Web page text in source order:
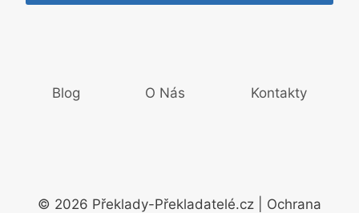
Blog O Nás Kontakty
© 2026 Překlady-Překladatelé.cz | Ochrana